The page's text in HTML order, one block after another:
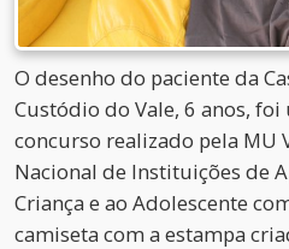
O desenho do paciente da
Custódio do Vale, 6 anos,
concurso realizado pela MU
Nacional de Instituições de
Criança e ao Adolescente
camiseta com a estampa